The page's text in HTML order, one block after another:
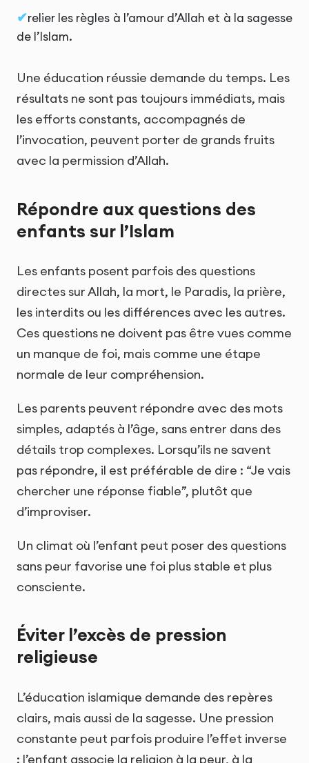
relier les règles à l’amour d’Allah et à la sagesse
de l’Islam.
Une éducation réussie demande du temps. Les
résultats ne sont pas toujours immédiats, mais
les efforts constants, accompagnés de
l’invocation, peuvent porter de grands fruits
avec la permission d’Allah.
Répondre aux questions des
enfants sur l’Islam
Les enfants posent parfois des questions
directes sur Allah, la mort, le Paradis, la prière,
les interdits ou les différences avec les autres.
Ces questions ne doivent pas être vues comme
un manque de foi, mais comme une étape
normale de leur compréhension.
Les parents peuvent répondre avec des mots
simples, adaptés à l’âge, sans entrer dans des
détails trop complexes. Lorsqu’ils ne savent
pas répondre, il est préférable de dire : “Je vais
chercher une réponse fiable”, plutôt que
d’improviser.
Un climat où l’enfant peut poser des questions
sans peur favorise une foi plus stable et plus
consciente.
Éviter l’excès de pression
religieuse
L’éducation islamique demande des repères
clairs, mais aussi de la sagesse. Une pression
constante peut parfois produire l’effet inverse
: l’enfant associe la religion à la peur, à la